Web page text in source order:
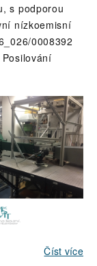
s podporou
nízkoemisní
0008392
Číst více